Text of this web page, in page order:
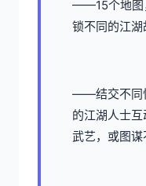
——15个地图
锁不同的江湖
——结交不同
的江湖人士
武艺，或图